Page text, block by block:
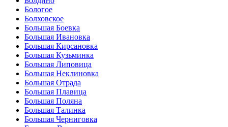
Бологое
Болховское
Большая Боевка
Большая Ивановка
Большая Кирсановка
Большая Кузьминка
Большая Липовица
Большая Неклиновка
Большая Отрада
Большая Плавица
Большая Поляна
Большая Талинка
Большая Черниговка